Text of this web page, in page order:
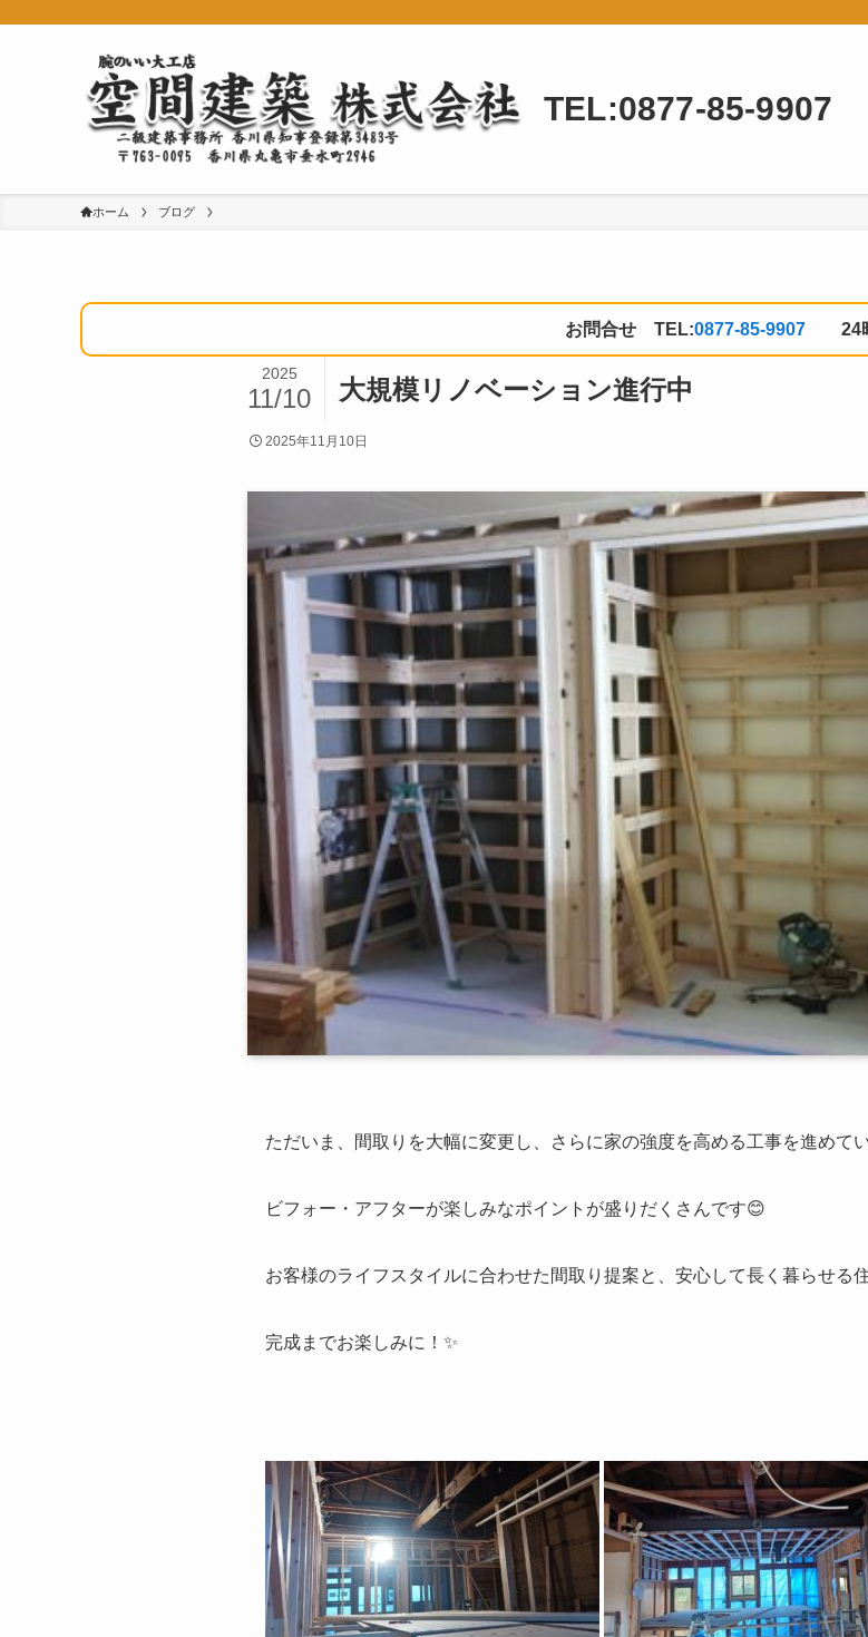
TEL:0877-85-9907
ホーム ブログ
お問合せ TEL:0877-85-9907 24時
大規模リノベーション進行中
2025
11/10
2025年11月10日
ただいま、間取りを大幅に変更し、さらに家の強度を高める工事を進めて
ビフォー・アフターが楽しみなポイントが盛りだくさんです😊
お客様のライフスタイルに合わせた間取り提案と、安心して長く暮らせる
完成までお楽しみに！✨